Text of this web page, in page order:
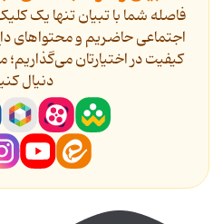
فاصله شما با تبیان تنها یک
اجتماعی حاضریم و محتواهای
کیفیت در اختیارتان
دنیال